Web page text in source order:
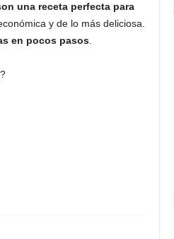
una receta perfecta para
y de lo más deliciosa.
en pocos pasos.